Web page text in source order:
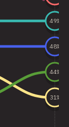
48%
31%
49%
44%